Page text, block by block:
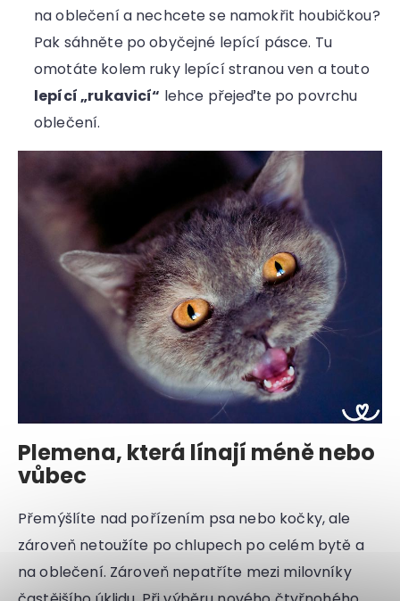
na oblečení a nechcete se namokřit houbičkou?
Pak sáhněte po obyčejné lepící pásce. Tu
omotáte kolem ruky lepící stranou ven a touto
lepící „rukavicí“ lehce přejeďte po povrchu
oblečení.
Plemena, která línají méně nebo
vůbec
Přemýšlíte nad pořízením psa nebo kočky, ale
zároveň netoužíte po chlupech po celém bytě a
na oblečení. Zároveň nepatříte mezi milovníky